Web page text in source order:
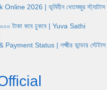
2026 | ভূমিহীন খেতমজুর স্ট্যাটাস
টাকা কবে ঢুকবে | Yuva Sathi
Status | লক্ষ্মীর ভান্ডার স্টেটাস